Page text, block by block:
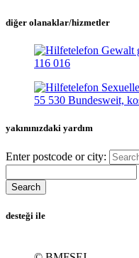
diğer olanaklar/hizmetler
yakınınızdaki yardım
Enter postcode or city:
Search
desteği ile